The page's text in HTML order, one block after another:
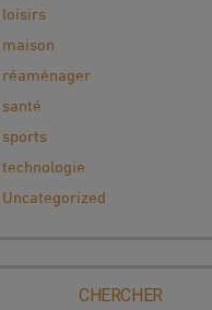
loisirs
maison
réaménager
santé
sports
technologie
Uncategorized
CHERCHER